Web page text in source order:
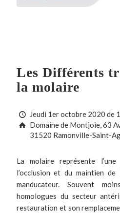
Les Différents
la molaire
Jeudi 1er octobre 2020 de
Domaine de Montjoie, 63
31520 Ramonville-Saint-
La molaire représente
l’occlusion et du maintien
manducateur. Souvent
homologues du secteur
restauration et son